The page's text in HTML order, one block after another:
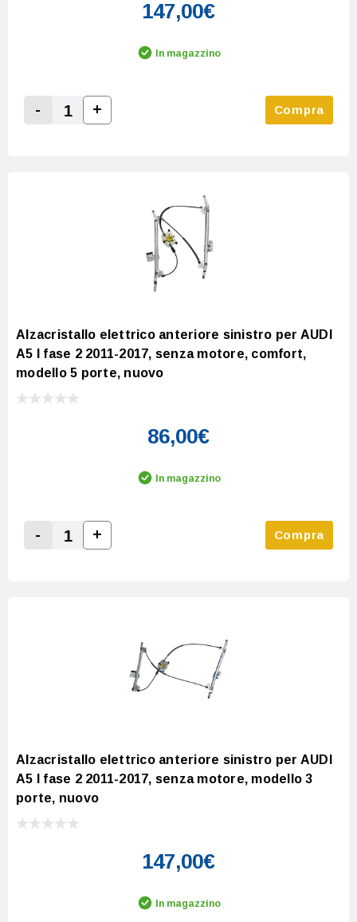
147,00€
In magazzino
Decrease Quantity:
-
Increase Quantity:
+ Compra
Alzacristallo elettrico anteriore sinistro per AUDI
A5 I fase 2 2011-2017, senza motore, comfort,
modello 5 porte, nuovo
86,00€
In magazzino
Decrease Quantity:
-
Increase Quantity:
+ Compra
Alzacristallo elettrico anteriore sinistro per AUDI
A5 I fase 2 2011-2017, senza motore, modello 3
porte, nuovo
147,00€
In magazzino